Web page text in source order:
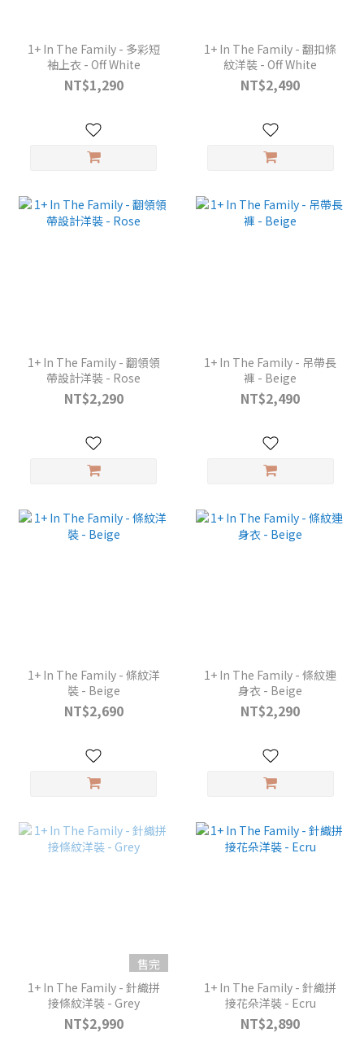
1+ In The Family - 多彩短
袖上衣 - Off White
NT$1,290
1+ In The Family - 翻扣條
紋洋裝 - Off White
NT$2,490
1+ In The Family - 翻領領
帶設計洋裝 - Rose
NT$2,290
1+ In The Family - 吊帶長
褲 - Beige
NT$2,490
1+ In The Family - 條紋洋
裝 - Beige
NT$2,690
1+ In The Family - 條紋連
身衣 - Beige
NT$2,290
售完
1+ In The Family - 針織拼
接條紋洋裝 - Grey
NT$2,990
1+ In The Family - 針織拼
接花朵洋裝 - Ecru
NT$2,890